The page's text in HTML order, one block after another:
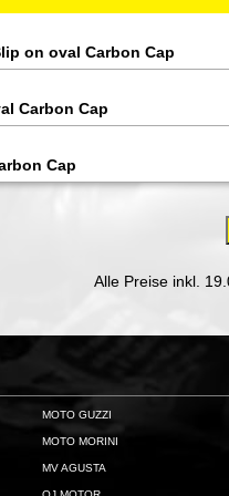
on oval Carbon Cap
Carbon Cap
Cap
Alle Preise inkl.
MOTO GUZZI
MOTO MORINI
MV AGUSTA